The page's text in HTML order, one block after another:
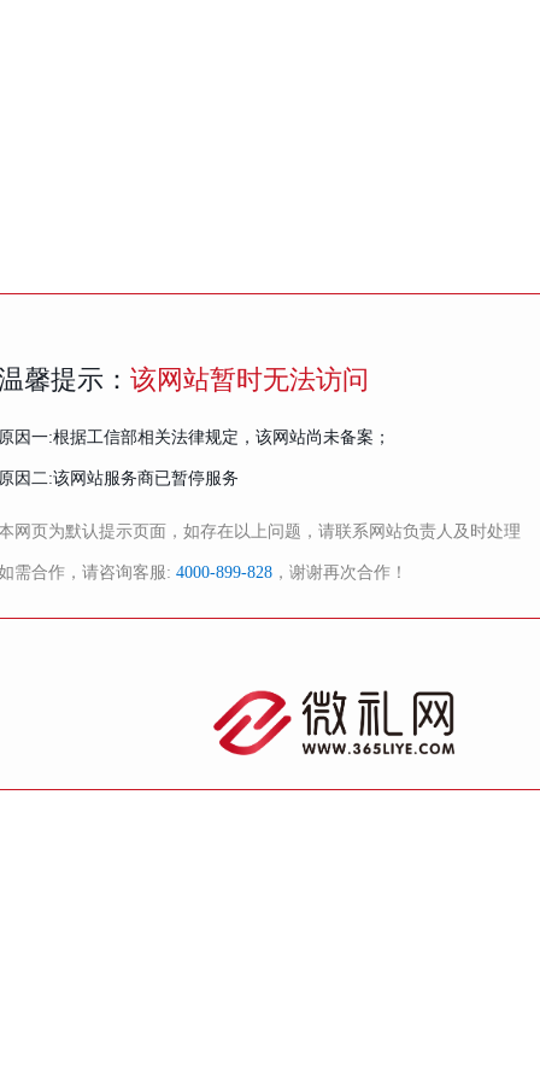
馨提示： 该网站暂时无法访问
因一:根据工信部相关法律规定，该网站尚未备案；
因二:该网站服务商已暂停服务
网页为默认提示页面，如存在以上问题，请联系网站负责人及时处理
需合作，请咨询客服: 4000-899-828 ，谢谢再次合作！